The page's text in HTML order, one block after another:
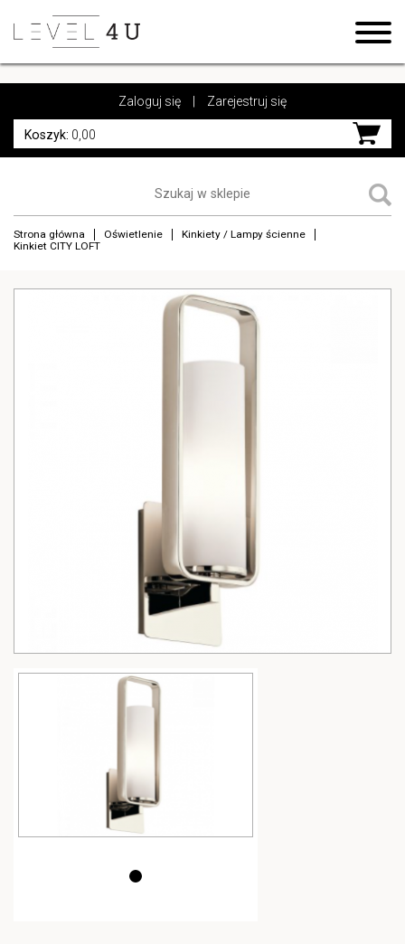
https://www.high-endrolex.com/17
Zaloguj się Zarejestruj się
Koszyk: 0,00
Strona główna Oświetlenie
Kinkiety / Lampy ścienne
Kinkiet CITY LOFT
https://www.high-endrolex.com/17